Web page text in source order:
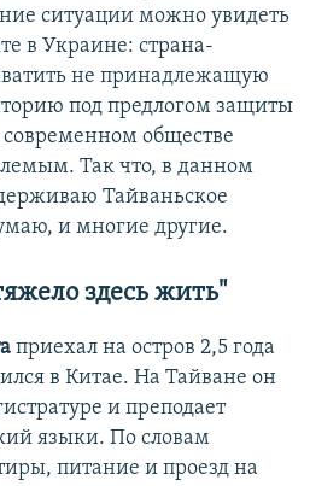
ситуации можно увидеть
в Украине: страна-
не принадлежащую
под предлогом защиты
современном обществе
Так что, в данном
Тайваньское
и многие другие.
здесь жить"
приехал на остров 2,5 года
в Китае. На Тайване он
и преподает
языки. По словам
питание и проезд на